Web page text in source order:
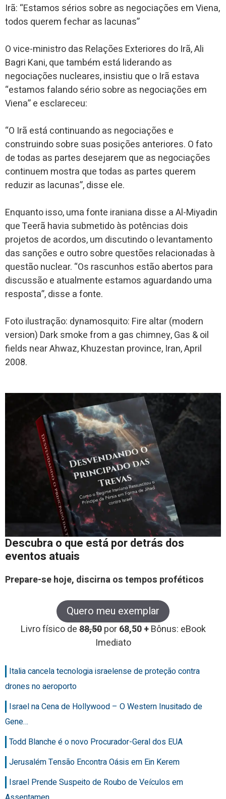
Irã: “Estamos sérios sobre as negociações em Viena,
todos querem fechar as lacunas”
O vice-ministro das Relações Exteriores do Irã, Ali
Bagri Kani, que também está liderando as
negociações nucleares, insistiu que o Irã estava
“estamos falando sério sobre as negociações em
Viena” e esclareceu:
“O Irã está continuando as negociações e
construindo sobre suas posições anteriores. O fato
de todas as partes desejarem que as negociações
continuem mostra que todas as partes querem
reduzir as lacunas”, disse ele.
Enquanto isso, uma fonte iraniana disse a Al-Miyadin
que Teerã havia submetido às potências dois
projetos de acordos, um discutindo o levantamento
das sanções e outro sobre questões relacionadas à
questão nuclear. “Os rascunhos estão abertos para
discussão e atualmente estamos aguardando uma
resposta”, disse a fonte.
Foto ilustração: dynamosquito: Fire altar (modern
version) Dark smoke from a gas chimney, Gas & oil
fields near Ahwaz, Khuzestan province, Iran, April
2008.
Descubra o que está por detrás dos
eventos atuais
Prepare-se hoje, discirna os tempos proféticos
Quero meu exemplar
Livro físico de88,50 por68,50 +Bônus: eBook
Imediato
Italia cancela tecnologia israelense de proteção contra
drones no aeroporto
Israel na Cena de Hollywood – O Western Inusitado de
Gene…
Todd Blanche é o novo Procurador-Geral dos EUA
Jerusalém Tensão Encontra Oásis em Ein Kerem
Israel Prende Suspeito de Roubo de Veículos em